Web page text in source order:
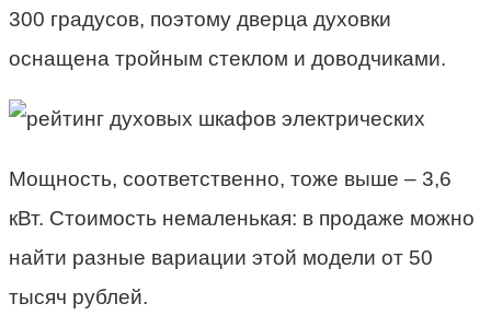
300 градусов, поэтому дверца духовки
оснащена тройным стеклом и доводчиками.
Мощность, соответственно, тоже выше – 3,6
кВт. Стоимость немаленькая: в продаже можно
найти разные вариации этой модели от 50
тысяч рублей.